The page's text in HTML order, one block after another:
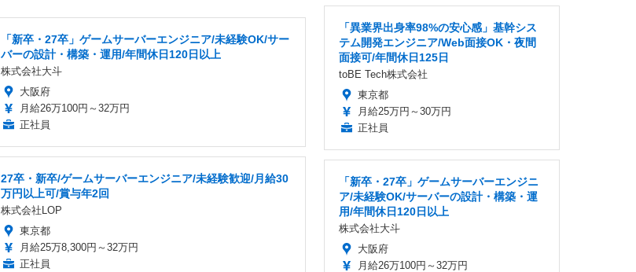
「新卒・27卒」ゲームサーバーエンジニア/未経験OK/サー
バーの設計・構築・運用/年間休日120日以上
株式会社大斗
大阪府
月給26万100円～32万円
正社員
27卒・新卒/ゲームサーバーエンジニア/未経験歓迎/月給30
万円以上可/賞与年2回
株式会社LOP
東京都
月給25万8,300円～32万円
正社員
「異業界出身率98%の安心感」基幹シス
テム開発エンジニア/Web面接OK・夜間
面接可/年間休日125日
toBE Tech株式会社
東京都
月給25万円～30万円
正社員
「新卒・27卒」ゲームサーバーエンジニ
ア/未経験OK/サーバーの設計・構築・運
用/年間休日120日以上
株式会社大斗
大阪府
月給26万100円～32万円